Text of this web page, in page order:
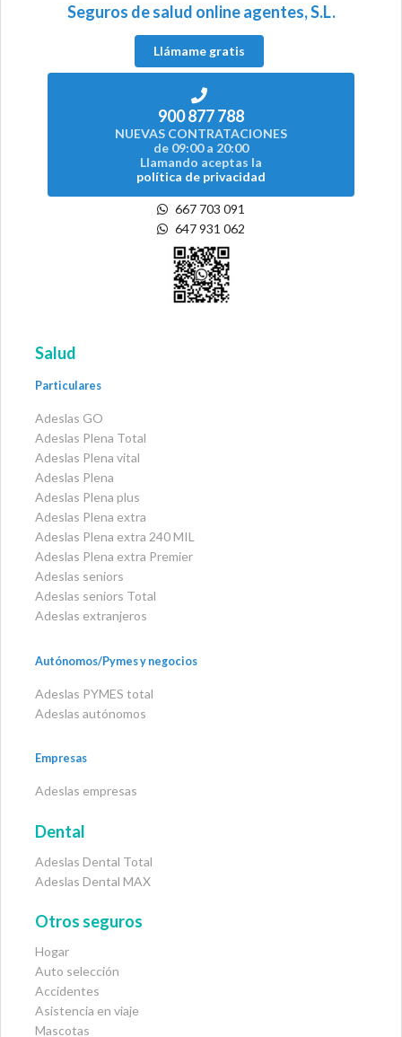
Seguros de salud online agentes, S.L.
Llámame gratis
900 877 788
NUEVAS CONTRATACIONES
de 09:00 a 20:00
Llamando aceptas la
política de privacidad
667 703 091
647 931 062
Salud
Particulares
Adeslas GO
Adeslas Plena Total
Adeslas Plena vital
Adeslas Plena
Adeslas Plena plus
Adeslas Plena extra
Adeslas Plena extra 240 MIL
Adeslas Plena extra Premier
Adeslas seniors
Adeslas seniors Total
Adeslas extranjeros
Autónomos/Pymes y negocios
Adeslas PYMES total
Adeslas autónomos
Empresas
Adeslas empresas
Dental
Adeslas Dental Total
Adeslas Dental MAX
Otros seguros
Hogar
Auto selección
Accidentes
Asistencia en viaje
Mascotas